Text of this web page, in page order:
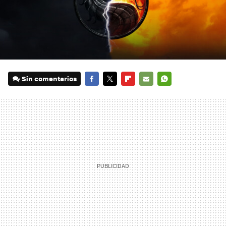
Sin comentarios
MAIL